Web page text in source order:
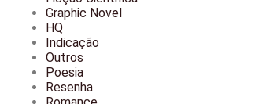
Graphic Novel
HQ
Indicação
Outros
Poesia
Resenha